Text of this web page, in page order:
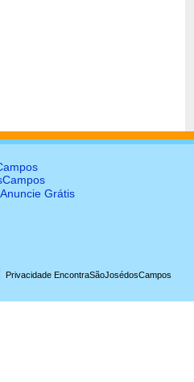
Anuncie Grátis
Privacidade EncontraSãoJosédosCampos